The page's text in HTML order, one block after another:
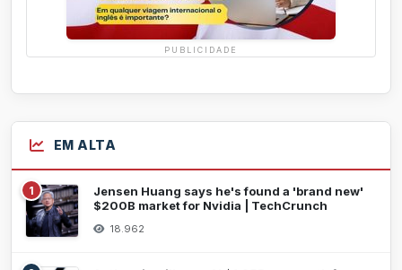
PUBLICIDADE
EM ALTA
1
Jensen Huang says he's found a 'brand new'
$200B market for Nvidia | TechCrunch
18.962